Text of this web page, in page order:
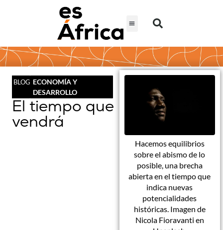
BLOG ECONOMÍA Y
DESARROLLO
El tiempo que
vendrá
Hacemos equilibrios
sobre el abismo de lo
posible, una brecha
abierta en el tiempo que
indica nuevas
potencialidades
históricas. Imagen de
Nicola Fioravanti en